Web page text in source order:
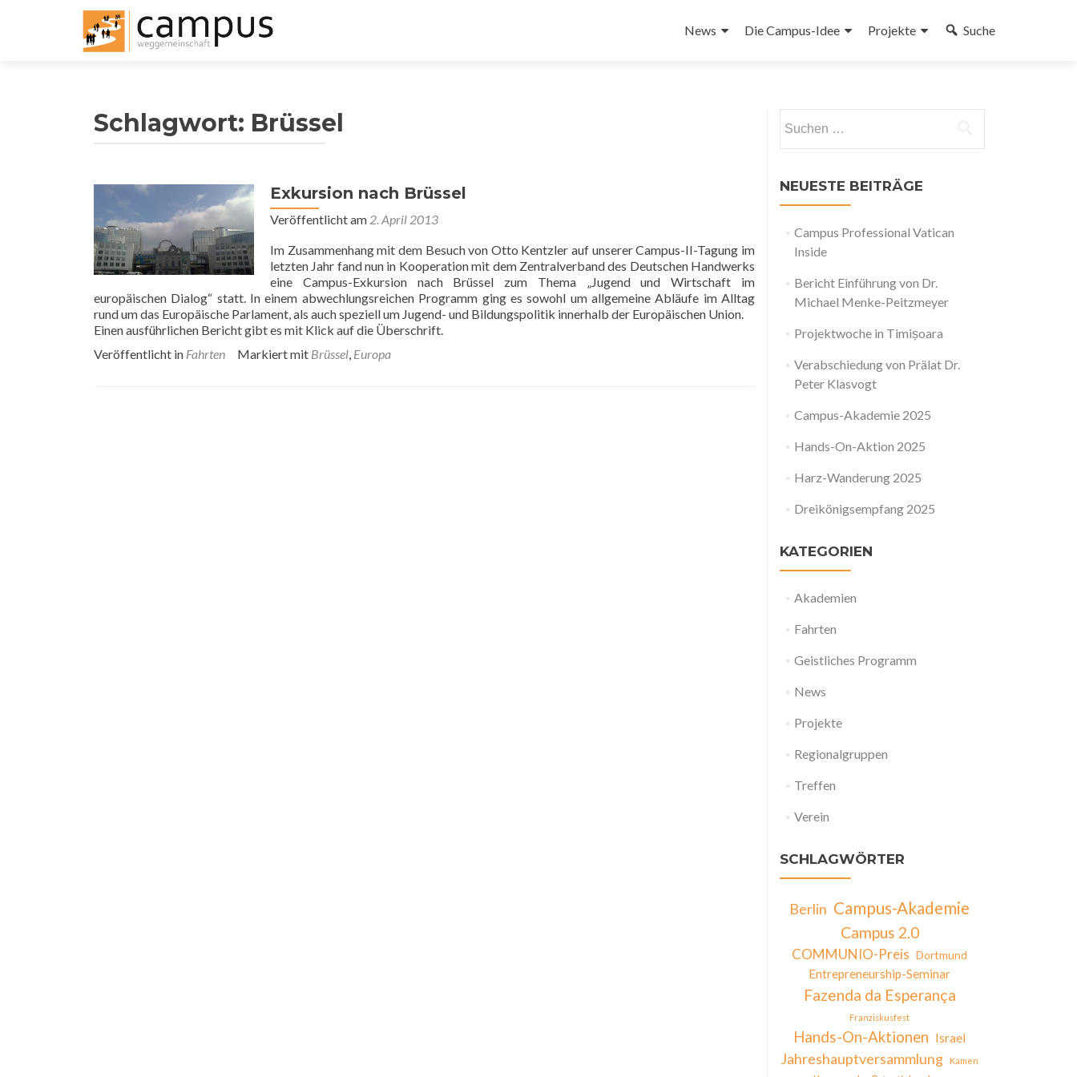
Inhalt
News Die Campus-Idee Projekte Suche
Schlagwort: Brüssel
Exkursion nach Brüssel
Veröffentlicht am 2. April 2013
Im Zusammenhang mit dem Besuch von Otto Kentzler auf unserer Campus-II-Tagung im
letzten Jahr fand nun in Kooperation mit dem Zentralverband des Deutschen Handwerks
eine Campus-Exkursion nach Brüssel zum Thema „Jugend und Wirtschaft im
europäischen Dialog“ statt. In einem abwechlungsreichen Programm ging es sowohl um allgemeine Abläufe im Alltag
rund um das Europäische Parlament, als auch speziell um Jugend- und Bildungspolitik innerhalb der Europäischen Union.
Einen ausführlichen Bericht gibt es mit Klick auf die Überschrift.
Veröffentlicht in Fahrten Markiert mit Brüssel, Europa
nach:
NEUESTE BEITRÄGE
Campus Professional Vatican
Inside
Bericht Einführung von Dr.
Michael Menke-Peitzmeyer
Projektwoche in Timișoara
Verabschiedung von Prälat Dr.
Peter Klasvogt
Campus-Akademie 2025
Hands-On-Aktion 2025
Harz-Wanderung 2025
Dreikönigsempfang 2025
KATEGORIEN
Akademien
Fahrten
Geistliches Programm
News
Projekte
Regionalgruppen
Treffen
Verein
SCHLAGWÖRTER
Berlin Campus-Akademie
Campus 2.0
COMMUNIO-Preis Dortmund
Entrepreneurship-Seminar
Fazenda da Esperança
Franziskusfest
Hands-On-Aktionen Israel
Jahreshauptversammlung Kamen